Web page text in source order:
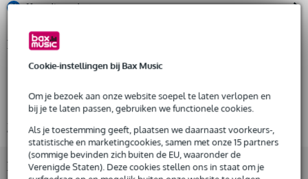
Cookie-instellingen bij Bax Music
Om je bezoek aan onze website soepel te laten verlopen en
bij je te laten passen, gebruiken we functionele cookies.
Als je toestemming geeft, plaatsen we daarnaast voorkeurs-,
statistische en marketingcookies, samen met onze 15 partners
(sommige bevinden zich buiten de EU, waaronder de
Verenigde Staten). Deze cookies stellen ons in staat om je
% Huur dit product
Huur dit product al vanaf 62 euro per maand
Huur meerdere producten tegelijk: min. € 300,- en max.
Al na 4 maanden maandelijks opzegbaar
De mogelijkheid om je product(en) met korting te kopen
Snelle vervanging door Bax Music bij een defect
Huur dit product
Productinformatie
Electro-Voice ELX200-18SP
woofer: 18 inch
Bekijk alle productspecificaties
Bekijk ook eens (3)